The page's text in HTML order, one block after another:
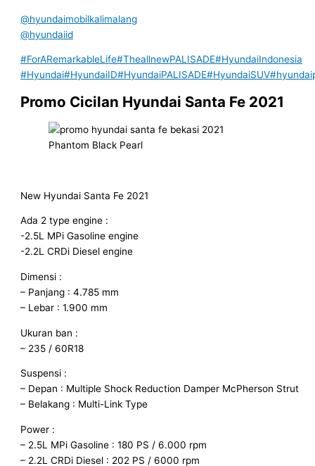
@hyundaimobilkalimalang
@hyundaiid
#ForARemarkableLife#TheallnewPALISADE#HyundaiIndonesia
#Hyundai#HyundaiID#HyundaiPALISADE#HyundaiSUV
Promo Cicilan Hyundai Santa Fe 2021
Phantom Black Pearl
New Hyundai Santa Fe 2021
Ada 2 type engine :
-2.5L MPi Gasoline engine
-2.2L CRDi Diesel engine
Dimensi :
– Panjang : 4.785 mm
– Lebar : 1.900 mm
Ukuran ban :
– 235 / 60R18
Suspensi :
– Depan : Multiple Shock Reduction Damper McPherson Strut
– Belakang : Multi-Link Type
Power :
– 2.5L MPi Gasoline : 180 PS / 6.000 rpm
– 2.2L CRDi Diesel : 202 PS / 6000 rpm